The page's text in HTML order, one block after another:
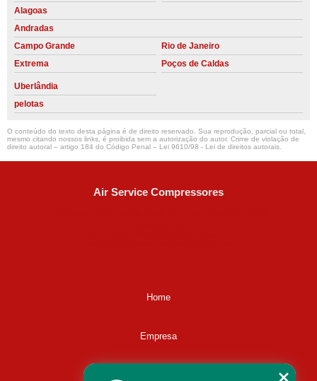
Alagoas
Andradas
Campo Grande
Rio de Janeiro
Extrema
Poços de Caldas
Uberlândia
pelotas
O conteúdo do texto desta página é de direito reservado. Sua reprodução, parcial ou total,
mesmo citando nossos links, é proibida sem a autorização do autor. Crime de violação de
direito autoral – artigo 184 do Código Penal – Lei 9610/98 - Lei de direitos autorais.
Air Service Compressores
Home
Empresa